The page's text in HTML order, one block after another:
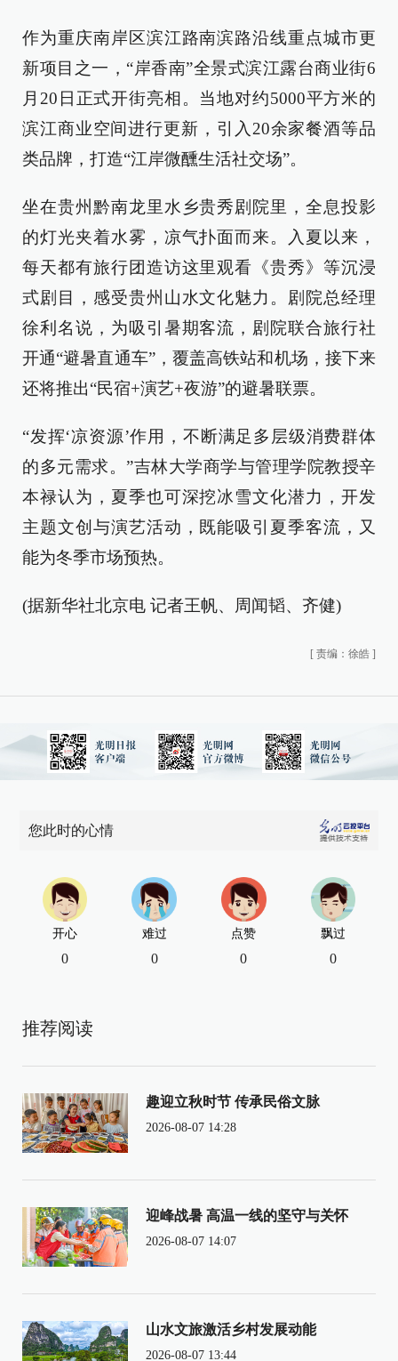
作为重庆南岸区滨江路南滨路沿线重点城市更
新项目之一，“岸香南”全景式滨江露台商业街6
月20日正式开街亮相。当地对约5000平方米的
滨江商业空间进行更新，引入20余家餐酒等品
类品牌，打造“江岸微醺生活社交场”。
坐在贵州黔南龙里水乡贵秀剧院里，全息投影
的灯光夹着水雾，凉气扑面而来。入夏以来，
每天都有旅行团造访这里观看《贵秀》等沉浸
式剧目，感受贵州山水文化魅力。剧院总经理
徐利名说，为吸引暑期客流，剧院联合旅行社
开通“避暑直通车”，覆盖高铁站和机场，接下来
还将推出“民宿+演艺+夜游”的避暑联票。
“发挥‘凉资源’作用，不断满足多层级消费群体
的多元需求。”吉林大学商学与管理学院教授辛
本禄认为，夏季也可深挖冰雪文化潜力，开发
主题文创与演艺活动，既能吸引夏季客流，又
能为冬季市场预热。
(据新华社北京电 记者王帆、周闻韬、齐健)
[ 责编：徐皓 ]
您此时的心情
开心
0
难过
0
点赞
0
飘过
0
推荐阅读
趣迎立秋时节 传承民俗文脉
2026-08-07 14:28
迎峰战暑 高温一线的坚守与关怀
2026-08-07 14:07
山水文旅激活乡村发展动能
2026-08-07 13:44